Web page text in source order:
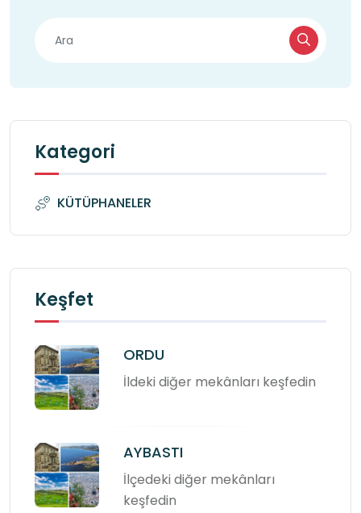
Kategori
KÜTÜPHANELER
Keşfet
ORDU
İldeki diğer mekânları keşfedin
AYBASTI
İlçedeki diğer mekânları
keşfedin